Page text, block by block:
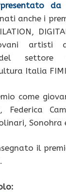
da
anche i
artisti
del settore
Italia
come
Federica
Sonohra
il